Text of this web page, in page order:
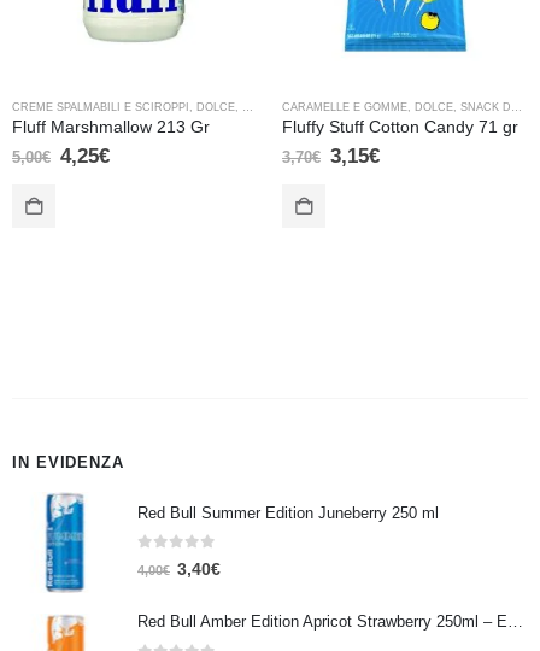
CREME SPALMABILI E SCIROPPI , DOLCE, VARIE
Fluff Marshmallow 213 Gr
5,00€ 4,25€
CARAMELLE E GOMME, DOLCE, SNACK DOLCI
Fluffy Stuff Cotton Candy 71 gr
3,70€ 3,15€
IN EVIDENZA
Red Bull Summer Edition Juneberry 250 ml
Su 5
4,00€ 3,40€
Red Bull Amber Edition Apricot Strawberry 250ml – Energy Drink Albicocca e Fragola